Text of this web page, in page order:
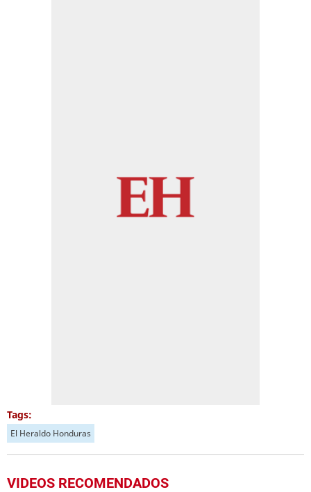
Tags:
El Heraldo Honduras
VIDEOS RECOMENDADOS